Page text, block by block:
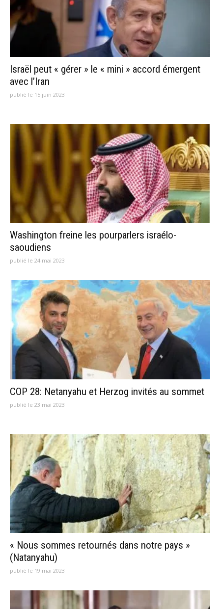
Israël peut « gérer » le « mini » accord émergent
avec l’Iran
publié le 15 juin 2023
Washington freine les pourparlers israélo-
saoudiens
publié le 24 mai 2023
COP 28: Netanyahu et Herzog invités au sommet
publié le 23 mai 2023
« Nous sommes retournés dans notre pays »
(Natanyahu)
publié le 19 mai 2023